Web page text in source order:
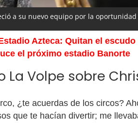
a su nuevo equipo por la
Azteca: Quitan el
el próximo estadio Banorte
La Volpe sobre
¿te acuerdas de los circos?
que te hacían divertir; me